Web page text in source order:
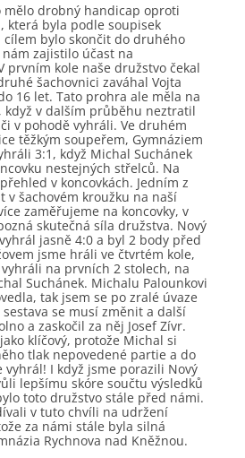
mělo drobný handicap oproti
která byla podle soupisek
cílem bylo skončit do druhého
zajistilo účast na
prvním kole naše družstvo čekal
šachovnici zaváhal Vojta
16 let. Tato prohra ale měla na
když v dalším průběhu neztratil
v pohodě vyhráli. Ve druhém
těžkým soupeřem, Gymnáziem
3:1, když Michal Suchánek
nestejných střelců. Na
v koncovkách. Jedním z
v šachovém kroužku na naší
zaměřujeme na koncovky, v
skutečná síla družstva. Nový
jasně 4:0 a byl 2 body před
jsme hráli ve čtvrtém kole,
na prvních 2 stolech, na
Suchánek. Michalu Palounkovi
tak jsem se po zralé úvaze
se musí změnit a další
a zaskočil za něj Josef Zívr.
klíčový, protože Michal si
tlak nepovedené partie a do
vyhrál! I když jsme porazili Nový
lepšímu skóre součtu výsledků
toto družstvo stále před námi.
v tuto chvíli na udržení
za námi stále byla silná
Rychnova nad Kněžnou.